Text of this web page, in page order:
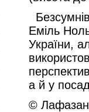
Еміль
України,
а й у
©